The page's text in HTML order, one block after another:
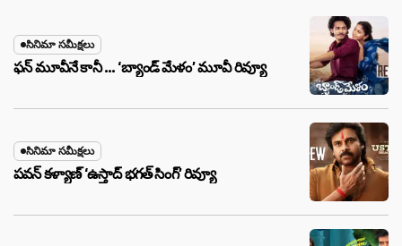
సినిమా సమీక్షలు
ఫన్ మూవీనే కానీ … ‘బ్యాండ్‌ మేళం’ మూవీ రివ్యూ
సినిమా సమీక్షలు
పవన్ కళ్యాణ్ ‘ఉస్తాద్ భ‌గ‌త్ సింగ్’ రివ్యూ